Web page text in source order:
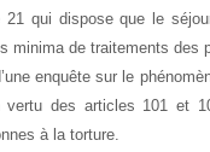
21 qui dispose que le
minima de traitements des
enquête sur le
vertu des articles 101 et
à la torture.